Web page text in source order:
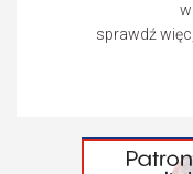
sprawdź